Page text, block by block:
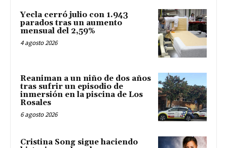
Yecla cerró julio con 1.943
parados tras un aumento
mensual del 2,59%
4 agosto 2026
Reaniman a un niño de dos años
tras sufrir un episodio de
inmersión en la piscina de Los
Rosales
6 agosto 2026
Cristina Song sigue haciendo